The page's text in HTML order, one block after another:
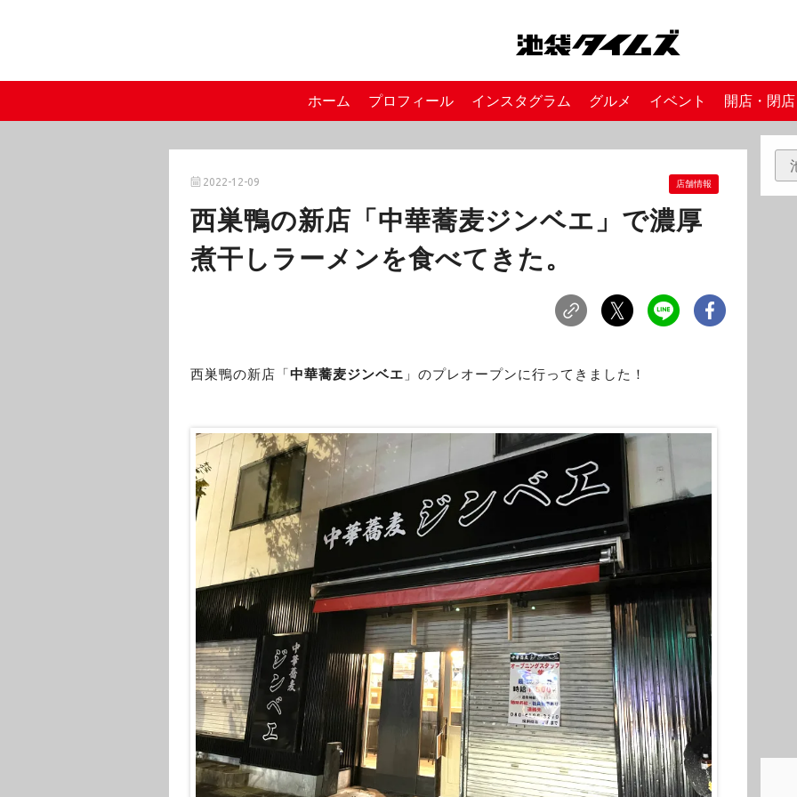
ホーム プロフィール インスタグラム グルメ イベント 開店・閉店
2022-12-09 店舗情報
西巣鴨の新店「中華蕎麦ジンベエ」で濃厚
煮干しラーメンを食べてきた。
西巣鴨の新店「中華蕎麦ジンベエ 」のプレオープンに行ってきました！